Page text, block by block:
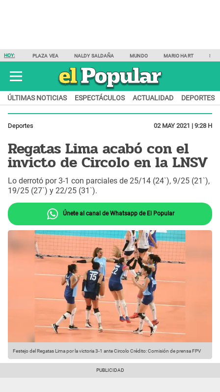
HOY: PLAZA VEA NALDY SALDAÑA MUNDO MARIO HART
ÚLTIMAS NOTICIAS ESPECTÁCULOS ACTUALIDAD DEPORTES
Deportes 02 MAY 2021 | 9:28 H
Regatas Lima acabó con el
invicto de Circolo en la LNSV
Lo derrotó por 3-1 con parciales de 25/14 (24`), 9/25 (21`),
19/25 (27`) y 22/25 (31`).
Únete al canal de Whatsapp de El Popular
Festejo del Regatas Lima por la victoria 3-1 ante CircoloCrédito: Comisión de prensa FPV